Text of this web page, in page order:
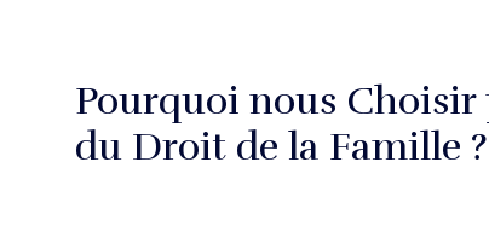
Pourquoi nous Choisir
du Droit de la Famille ?